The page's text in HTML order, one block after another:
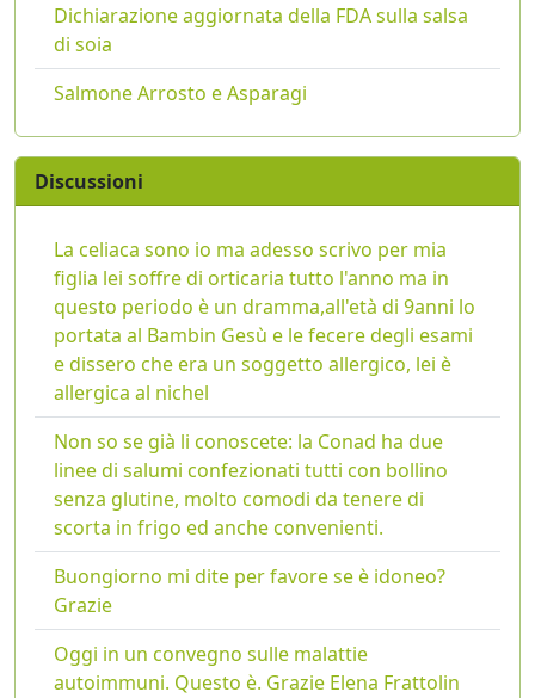
Dichiarazione aggiornata della FDA sulla salsa
di soia
Salmone Arrosto e Asparagi
Discussioni
La celiaca sono io ma adesso scrivo per mia
figlia lei soffre di orticaria tutto l'anno ma in
questo periodo è un dramma,all'età di 9anni lo
portata al Bambin Gesù e le fecere degli esami
e dissero che era un soggetto allergico, lei è
allergica al nichel
Non so se già li conoscete: la Conad ha due
linee di salumi confezionati tutti con bollino
senza glutine, molto comodi da tenere di
scorta in frigo ed anche convenienti.
Buongiorno mi dite per favore se è idoneo?
Grazie
Oggi in un convegno sulle malattie
autoimmuni. Questo è. Grazie Elena Frattolin